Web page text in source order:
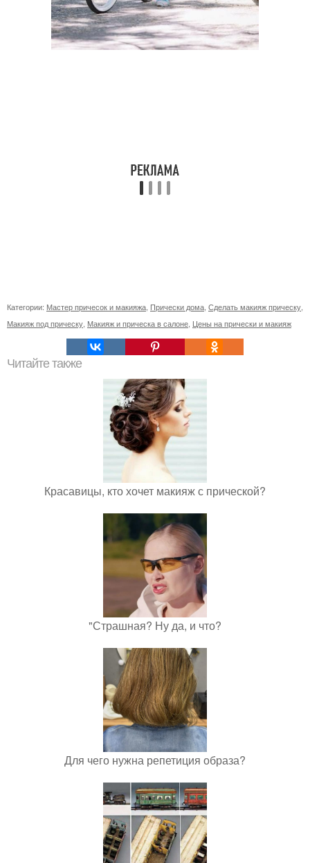
Категории: Мастер причесок и макияжа Прически дома Сделать макияж прическу
Макияж под прическу Макияж и прическа в салоне Цены на прически и макияж
Читайте также
Красавицы, кто хочет макияж с прической?
"Страшная? Ну да, и что?
Для чего нужна репетиция образа?